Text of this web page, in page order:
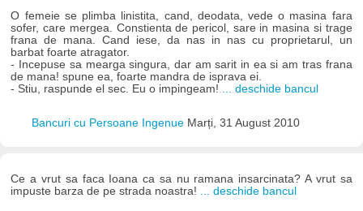
O femeie se plimba linistita, cand, deodata, vede o masina fara
sofer, care mergea. Constienta de pericol, sare in masina si trage
frana de mana. Cand iese, da nas in nas cu proprietarul, un
barbat foarte atragator.
- Incepuse sa mearga singura, dar am sarit in ea si am tras frana
de mana! spune ea, foarte mandra de isprava ei.
- Stiu, raspunde el sec. Eu o impingeam!
... deschide bancul
Bancuri cu Persoane Ingenue Marți, 31 August 2010
Ce a vrut sa faca Ioana ca sa nu ramana insarcinata? A vrut sa
impuste barza de pe strada noastra! ... deschide bancul